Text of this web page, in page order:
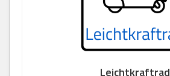
Leichtkraftrad